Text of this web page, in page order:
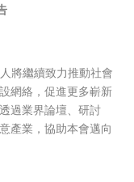
將繼續致力推動社會
網絡，促進更多嶄新
過業界論壇、研討
產業，協助本會邁向